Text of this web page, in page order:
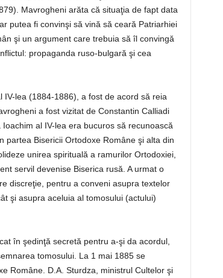
Mavrogheni arăta că situaţia de fapt data
putea fi convinşi să vină să ceară Patriarhiei
şi un argument care trebuia să îl convingă
propaganda ruso-bulgară şi cea
lea (1884-1886), a fost de acord să reia
a fost vizitat de Constantin Calliadi
al IV-lea era bucuros să recunoască
partea Bisericii Ortodoxe Române şi alta din
unirea spirituală a ramurilor Ortodoxiei,
servil devenise Biserica rusă. A urmat o
discreţie, pentru a conveni asupra textelor
şi asupra aceluia al tomosului (actului)
în şedinţă secretă pentru a-şi da acordul,
tomosului. La 1 mai 1885 se
Române. D.A. Sturdza, ministrul Cultelor şi